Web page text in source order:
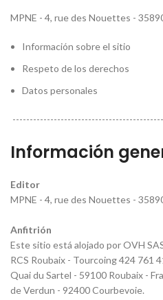
MPNE - 4, rue des Nouettes -
Información sobre el sitio
Respeto de los derechos
Datos personales
Información
Editor
MPNE - 4, rue des Nouettes -
Anfitrión
Este sitio está alojado por OVH
RCS Roubaix - Tourcoing 424 761
Quai du Sartel - 59100 Roubaix -
de Verdun - 92400 Courbevoie.